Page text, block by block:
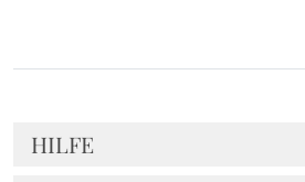
HILFE